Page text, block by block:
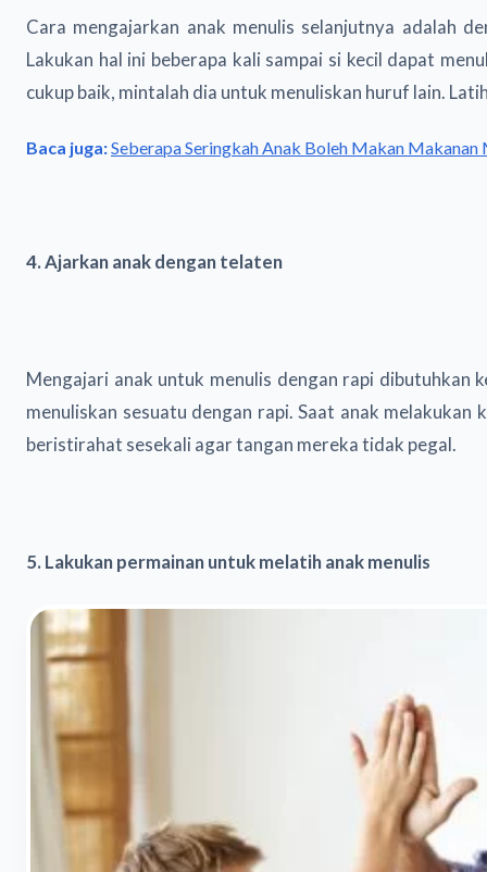
Cara mengajarkan anak menulis selanjutnya adalah
Lakukan hal ini beberapa kali sampai si kecil dapat
cukup baik, mintalah dia untuk menuliskan huruf lain.
Baca juga:Seberapa Seringkah Anak Boleh Makan Makanan
4. Ajarkan anak dengan telaten
Mengajari anak untuk menulis dengan rapi dibutuhkan
menuliskan sesuatu dengan rapi. Saat anak
beristirahat sesekali agar tangan mereka tidak pegal.
5. Lakukan permainan untuk melatih anak menulis